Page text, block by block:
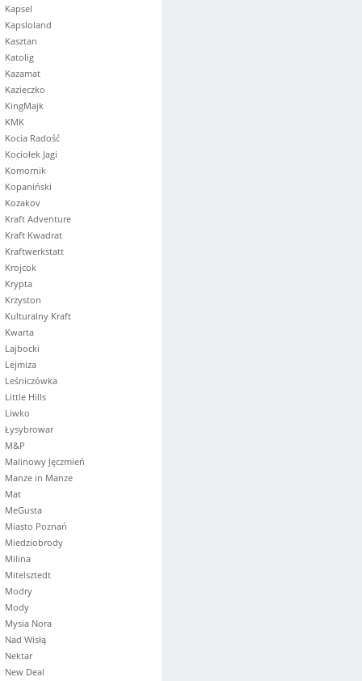
Kapsel
Kapsloland
Kasztan
Katolig
Kazamat
Kazieczko
KingMajk
KMK
Kocia Radość
Kociołek Jagi
Komornik
Kopaniński
Kozakov
Kraft Adventure
Kraft Kwadrat
Kraftwerkstatt
Krojcok
Krypta
Krzyston
Kulturalny Kraft
Kwarta
Lajbocki
Lejmiza
Leśniczówka
Little Hills
Liwko
Łysybrowar
M&P
Malinowy Jęczmień
Manze in Manze
Mat
MeGusta
Miasto Poznań
Miedziobrody
Milina
Mitelsztedt
Modry
Mody
Mysia Nora
Nad Wisłą
Nektar
New Deal